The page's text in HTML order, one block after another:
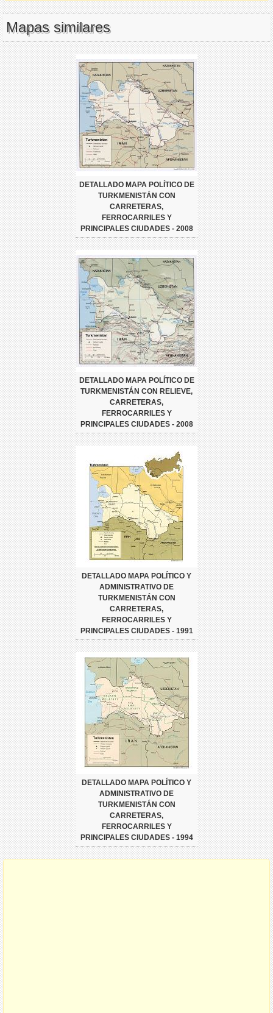
Mapas similares
DETALLADO MAPA POLÍTICO DE
TURKMENISTÁN CON
CARRETERAS,
FERROCARRILES Y
PRINCIPALES CIUDADES - 2008
DETALLADO MAPA POLÍTICO DE
TURKMENISTÁN CON RELIEVE,
CARRETERAS,
FERROCARRILES Y
PRINCIPALES CIUDADES - 2008
DETALLADO MAPA POLÍTICO Y
ADMINISTRATIVO DE
TURKMENISTÁN CON
CARRETERAS,
FERROCARRILES Y
PRINCIPALES CIUDADES - 1991
DETALLADO MAPA POLÍTICO Y
ADMINISTRATIVO DE
TURKMENISTÁN CON
CARRETERAS,
FERROCARRILES Y
PRINCIPALES CIUDADES - 1994